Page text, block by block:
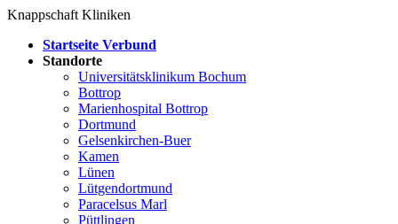
Knappschaft Kliniken
Startseite Verbund
Standorte
Universitätsklinikum Bochum
Bottrop
Marienhospital Bottrop
Dortmund
Gelsenkirchen-Buer
Kamen
Lünen
Lütgendortmund
Paracelsus Marl
Püttlingen